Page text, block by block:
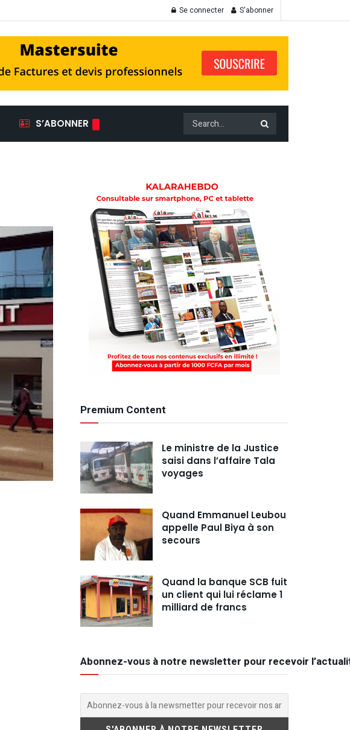
Se connecter S'abonner
S’ABONNER
Premium Content
Le ministre de la Justice
saisi dans l’affaire Tala
voyages
Quand Emmanuel Leubou
appelle Paul Biya à son
secours
Quand la banque SCB fuit
un client qui lui réclame 1
milliard de francs
Abonnez-vous à notre newsletter pour recevoir